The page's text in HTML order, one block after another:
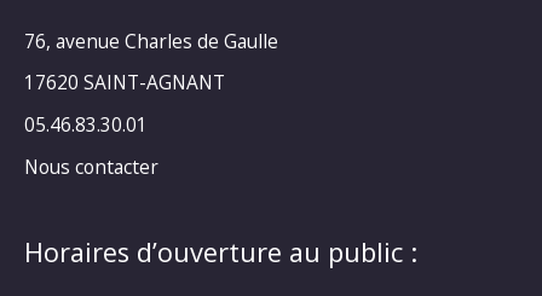
76, avenue Charles de Gaulle
17620 SAINT-AGNANT
05.46.83.30.01
Nous contacter
Horaires d’ouverture au public :